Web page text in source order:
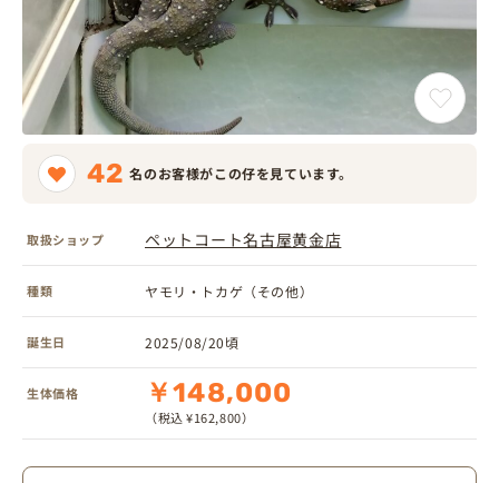
42 名のお客様がこの仔を見ています。
取扱ショップ ペットコート名古屋黄金店
種類 ヤモリ・トカゲ（その他）
誕生日 2025/08/20頃
生体価格 ￥148,000
（税込 ¥162,800）